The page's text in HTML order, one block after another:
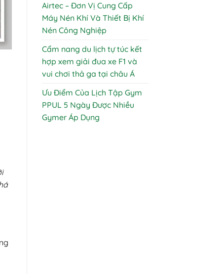
Airtec – Đơn Vị Cung Cấp
Máy Nén Khí Và Thiết Bị Khí
Nén Công Nghiệp
Cẩm nang du lịch tự túc kết
hợp xem giải đua xe F1 và
vui chơi thả ga tại châu Á
Ưu Điểm Của Lịch Tập Gym
PPUL 5 Ngày Được Nhiều
Gymer Áp Dụng